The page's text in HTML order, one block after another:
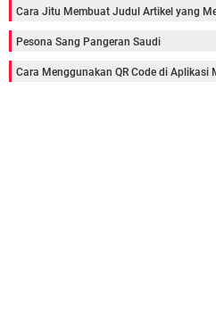
Cara Jitu Membuat Judul Artikel yang
Pesona Sang Pangeran Saudi
Cara Menggunakan QR Code di Aplikasi